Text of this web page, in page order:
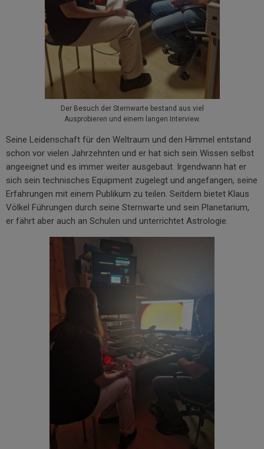
Der Besuch der Sternwarte bestand aus viel
Ausprobieren und einem langen Interview.
Seine Leidenschaft für den Weltraum und den Himmel entstand
schon vor vielen Jahrzehnten und er hat sich sein Wissen selbst
angeeignet und es immer weiter ausgebaut. Irgendwann hat er
sich sein technisches Equipment zugelegt und angefangen, seine
Erfahrungen mit einem Publikum zu teilen. Seitdem bietet Klaus
Völkel Führungen durch seine Sternwarte und sein Planetarium,
er fährt aber auch an Schulen und unterrichtet Astrologie.